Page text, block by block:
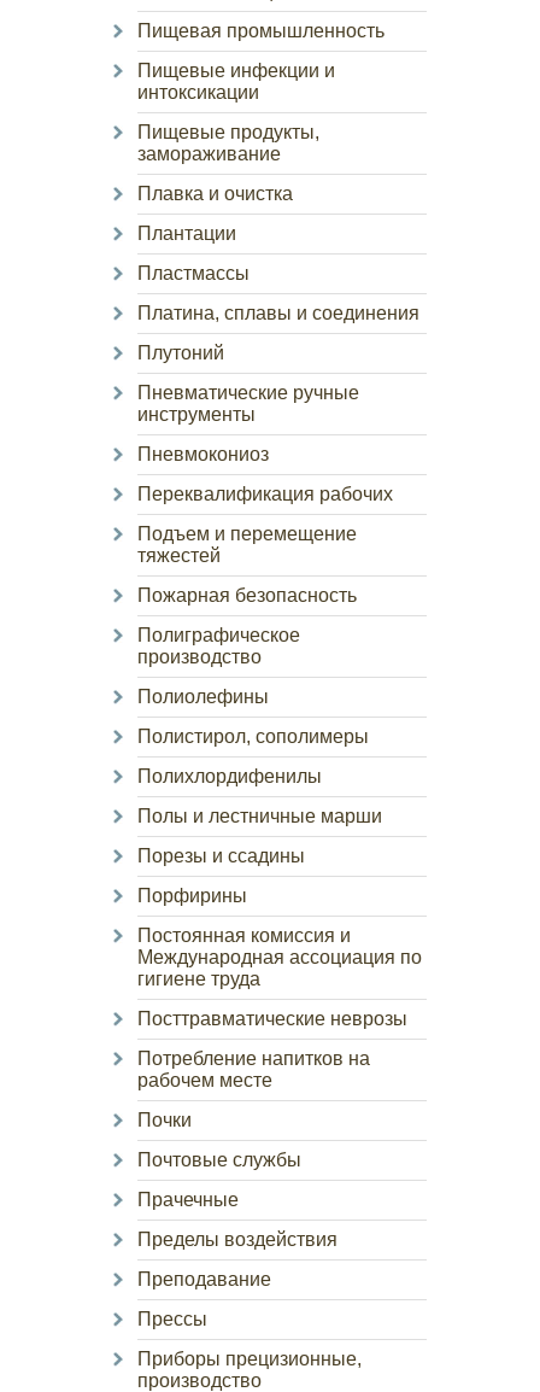
Пищевая промышленность
Пищевые инфекции и
интоксикации
Пищевые продукты,
замораживание
Плавка и очистка
Плантации
Пластмассы
Платина, сплавы и соединения
Плутоний
Пневматические ручные
инструменты
Пневмокониоз
Переквалификация рабочих
Подъем и перемещение
тяжестей
Пожарная безопасность
Полиграфическое
производство
Полиолефины
Полистирол, сополимеры
Полихлордифенилы
Полы и лестничные марши
Порезы и ссадины
Порфирины
Постоянная комиссия и
Международная ассоциация по
гигиене труда
Посттравматические неврозы
Потребление напитков на
рабочем месте
Почки
Почтовые службы
Прачечные
Пределы воздействия
Преподавание
Прессы
Приборы прецизионные,
производство